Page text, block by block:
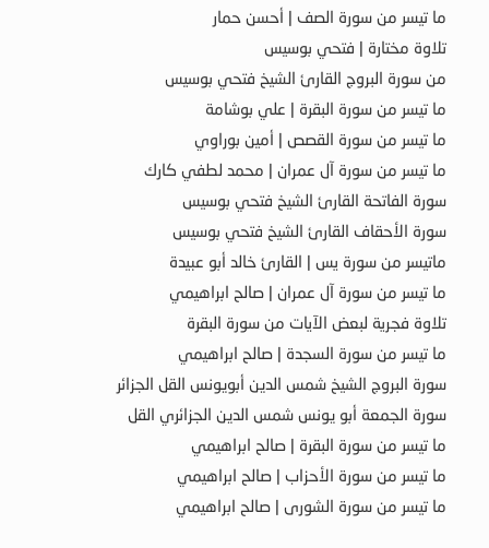
ما تيسر من سورة الصف | أحسن حمار
تلاوة مختارة | فتحي بوسيس
من سورة البروج القارئ الشيخ فتحي بوسيس
ما تيسر من سورة البقرة | علي بوشامة
ما تيسر من سورة القصص | أمين بوراوي
ما تيسر من سورة آل عمران | محمد لطفي كارك
سورة الفاتحة القارئ الشيخ فتحي بوسيس
سورة الأحقاف القارئ الشيخ فتحي بوسيس
ماتيسر من سورة يس | القارئ خالد أبو عبيدة
ما تيسر من سورة آل عمران | صالح ابراهيمي
تلاوة فجرية لبعض الآيات من سورة البقرة
ما تيسر من سورة السجدة | صالح ابراهيمي
سورة البروج الشيخ شمس الدين أبويونس القل الجزائر
سورة الجمعة أبو يونس شمس الدين الجزائري القل
ما تيسر من سورة البقرة | صالح ابراهيمي
ما تيسر من سورة الأحزاب | صالح ابراهيمي
ما تيسر من سورة الشورى | صالح ابراهيمي